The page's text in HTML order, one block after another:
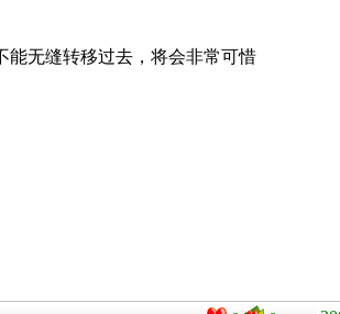
能无缝转移过去，将会非常可惜